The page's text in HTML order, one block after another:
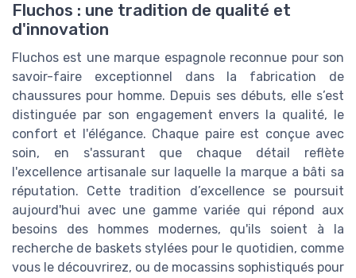
Fluchos : une tradition de qualité et
d'innovation
Fluchos est une marque espagnole reconnue pour son
savoir-faire exceptionnel dans la fabrication de
chaussures pour homme. Depuis ses débuts, elle s’est
distinguée par son engagement envers la qualité, le
confort et l'élégance. Chaque paire est conçue avec
soin, en s'assurant que chaque détail reflète
l'excellence artisanale sur laquelle la marque a bâti sa
réputation. Cette tradition d’excellence se poursuit
aujourd'hui avec une gamme variée qui répond aux
besoins des hommes modernes, qu'ils soient à la
recherche de baskets stylées pour le quotidien, comme
vous le découvrirez, ou de mocassins sophistiqués pour